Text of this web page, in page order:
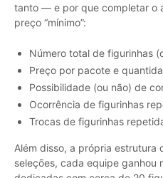
tanto — e por que completar o
preço “mínimo”:
Número total de figurinhas
Preço por pacote e
Possibilidade (ou não) de
Ocorrência de figurinhas
Trocas de figurinhas
Além disso, a própria estrutura
seleções, cada equipe ganhou